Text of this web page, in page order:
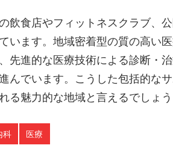
飲食店やフィットネスクラブ、
います。地域密着型の質の高い
先進的な医療技術による診断・
んでいます。こうした包括的な
る魅力的な地域と言えるでしょう
科 医療